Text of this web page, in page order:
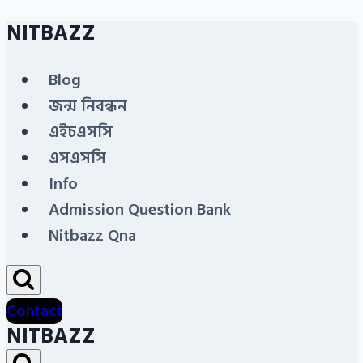
Skip
content
NITBAZZ
Blog
জন্ম নিবন্ধন
এইচএসসি
এসএসসি
Info
Admission Question Bank
Nitbazz Qna
Contact
NITBAZZ